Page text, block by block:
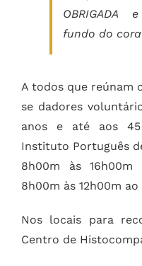
OBRIGADA
fundo do
A todos que reúnam
se dadores
anos e até aos
Instituto Português
8h00m às
8h00m às 12h00m ao
Nos locais para
Centro de